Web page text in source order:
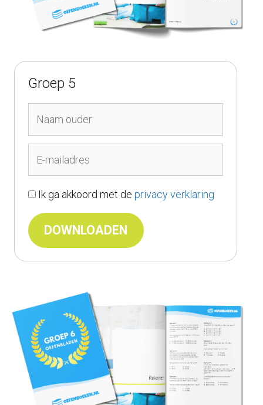
Groep 5
Ik ga akkoord met de privacy verklaring